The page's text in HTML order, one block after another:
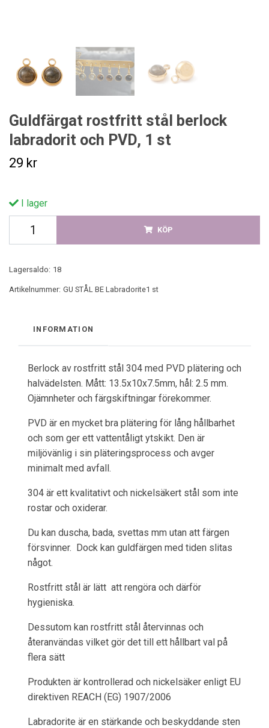
Guldfärgat rostfritt stål berlock
labradorit och PVD, 1 st
29 kr
I lager
KÖP
Lagersaldo: 18
Artikelnummer: GU STÅL BE Labradorite1 st
INFORMATION
Berlock av rostfritt stål 304 med PVD plätering och
halvädelsten. Mått: 13.5x10x7.5mm, hål: 2.5 mm.
Ojämnheter och färgskiftningar förekommer.
PVD är en mycket bra plätering för lång hållbarhet
och som ger ett vattentåligt ytskikt. Den är
miljövänlig i sin pläteringsprocess och avger
minimalt med avfall.
304 är ett kvalitativt och nickelsäkert stål som inte
rostar och oxiderar.
Du kan duscha, bada, svettas mm utan att färgen
försvinner. Dock kan guldfärgen med tiden slitas
något.
Rostfritt stål är lätt att rengöra och därför
hygieniska.
Dessutom kan rostfritt stål återvinnas och
återanvändas vilket gör det till ett hållbart val på
flera sätt
Produkten är kontrollerad och nickelsäker enligt EU
direktiven REACH (EG) 1907/2006
Labradorite är en stärkande och beskyddande sten